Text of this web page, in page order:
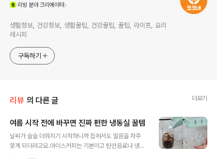
리빙 분야 크리에이터
생활정보, 건강정보, 생활꿀팁, 건강꿀팁, 꿀팁, 라이프, 요리
레시피
구독하기
리뷰 의 다른 글 더보기
여름 시작 전에 바꾸면 진짜 편한 냉동실 꿀템
날씨가 슬슬 더워지기 시작하니까 집에서도 얼음을 자주
찾게 되더라고요.아이스커피는 기본이고 탄산음료나 냉차